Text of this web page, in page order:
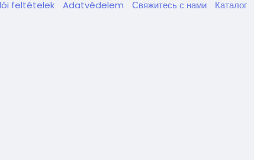
feltételek Adatvédelem Свяжитесь с нами Каталог